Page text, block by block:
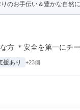
のお手伝い＆豊かな自然
方 ＊安全を第一にチー
援あり +23個